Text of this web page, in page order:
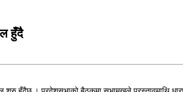
हुँदै